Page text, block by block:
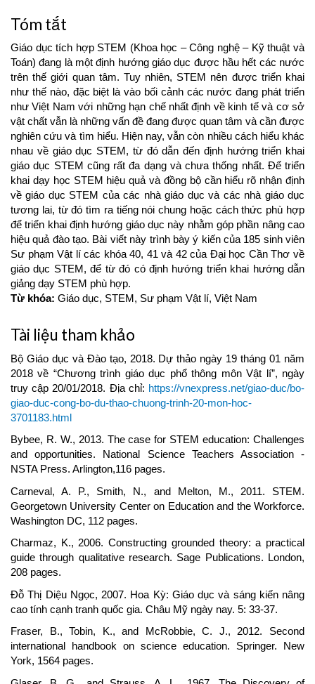
Tóm tắt
Giáo dục tích hợp STEM (Khoa học – Công nghệ – Kỹ thuật và
Toán) đang là một định hướng giáo dục được hầu hết các nước
trên thế giới quan tâm. Tuy nhiên, STEM nên được triển khai
như thế nào, đặc biệt là vào bối cảnh các nước đang phát triển
như Việt Nam với những hạn chế nhất định về kinh tế và cơ sở
vật chất vẫn là những vấn đề đang được quan tâm và cần được
nghiên cứu và tìm hiểu. Hiện nay, vẫn còn nhiều cách hiểu khác
nhau về giáo dục STEM, từ đó dẫn đến định hướng triển khai
giáo dục STEM cũng rất đa dạng và chưa thống nhất. Để triển
khai dạy học STEM hiệu quả và đồng bộ cần hiểu rõ nhận định
về giáo dục STEM của các nhà giáo dục và các nhà giáo dục
tương lai, từ đó tìm ra tiếng nói chung hoặc cách thức phù hợp
để triển khai định hướng giáo dục này nhằm góp phần nâng cao
hiệu quả đào tạo. Bài viết này trình bày ý kiến của 185 sinh viên
Sư phạm Vật lí các khóa 40, 41 và 42 của Đại học Cần Thơ về
giáo dục STEM, để từ đó có định hướng triển khai hướng dẫn
giảng dạy STEM phù hợp.
Từ khóa: Giáo dục, STEM, Sư phạm Vật lí, Việt Nam
Article
Details
Tài liệu tham khảo
Bộ Giáo dục và Đào tạo, 2018. Dự thảo ngày 19 tháng 01 năm
2018 về “Chương trình giáo dục phổ thông môn Vật lí”, ngày
truy cập 20/01/2018. Địa chỉ: https://vnexpress.net/giao-duc/bo-
giao-duc-cong-bo-du-thao-chuong-trinh-20-mon-hoc-
3701183.html
Bybee, R. W., 2013. The case for STEM education: Challenges
and opportunities. National Science Teachers Association -
NSTA Press. Arlington,116 pages.
Carneval, A. P., Smith, N., and Melton, M., 2011. STEM.
Georgetown University Center on Education and the Workforce.
Washington DC, 112 pages.
Charmaz, K., 2006. Constructing grounded theory: a practical
guide through qualitative research. Sage Publications. London,
208 pages.
Đỗ Thị Diệu Ngọc, 2007. Hoa Kỳ: Giáo dục và sáng kiến nâng
cao tính cạnh tranh quốc gia. Châu Mỹ ngày nay. 5: 33-37.
Fraser, B., Tobin, K., and McRobbie, C. J., 2012. Second
international handbook on science education. Springer. New
York, 1564 pages.